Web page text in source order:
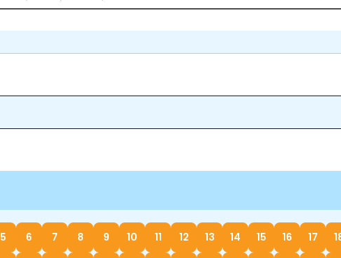
5 6 7 8 9 10 11 12 13 14 15 16 17